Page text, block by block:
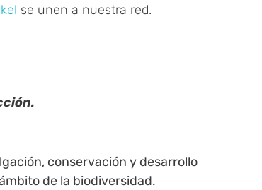
se unen a nuestra red.
conservación y desarrollo
de la biodiversidad.